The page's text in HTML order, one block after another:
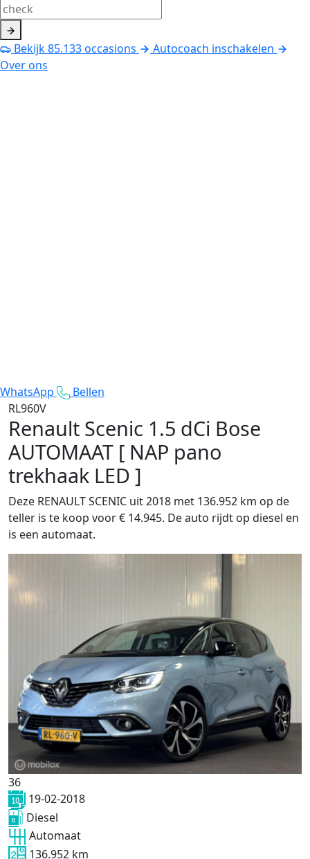
Bekijk85.133occasions
Autocoach inschakelen
Over ons
WhatsApp
Bellen
RL960V
Renault Scenic 1.5 dCi Bose
AUTOMAAT [ NAP pano
trekhaak LED ]
Deze RENAULT SCENIC uit 2018 met 136.952 km op de
teller is te koop voor € 14.945. De auto rijdt op diesel en
is een automaat.
36
19-02-2018
Diesel
Automaat
136.952 km